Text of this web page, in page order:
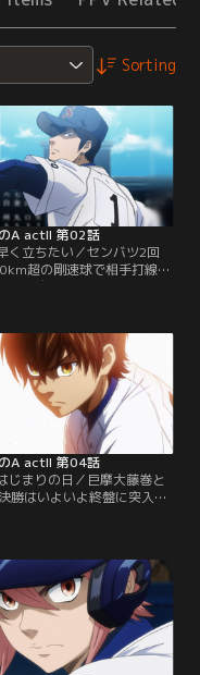
Sorting
A actII 第02話
く立ちたい／センバツ2回
超の剛速球で相手打線を
谷は自らホームランも放
摩大との3回戦を翌日に控
インに素直に自分の気持ちを
頭を下げる降谷。一方沢村も
に出たい、チームに貢献した
気持ちを募らせていた--。
バンダイチャンネル】
A actII 第04話
じまりの日／巨摩大藤巻と
勝はいよいよ終盤に突入。
谷も本郷に呼応するかのよ
がりに調子を上げていく。
青道はここから本郷を攻略
ト4進出を決めることが出来
？そして沢村の登板機会
提供：バンダイチャンネ